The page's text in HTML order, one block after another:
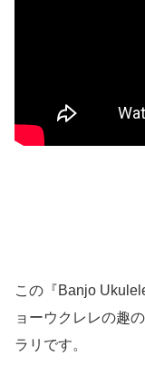
この『Banjo
ョーウクレレの趣
ラリです。